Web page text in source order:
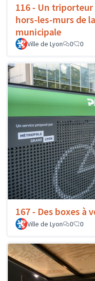
116 - Un
hors-les-murs de
municipale
Ville de Lyon 0 0
167 - Des boxes à
Ville de Lyon
0 0